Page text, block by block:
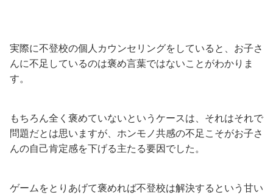
実際に不登校の個人カウンセリングをしていると、お子さ
んに不足しているのは褒め言葉ではないことがわかりま
す。
もちろん全く褒めていないというケースは、それはそれで
問題だとは思いますが、ホンモノ共感の不足こそがお子さ
んの自己肯定感を下げる主たる要因でした。
ゲームをとりあげて褒めれば不登校は解決するという甘い